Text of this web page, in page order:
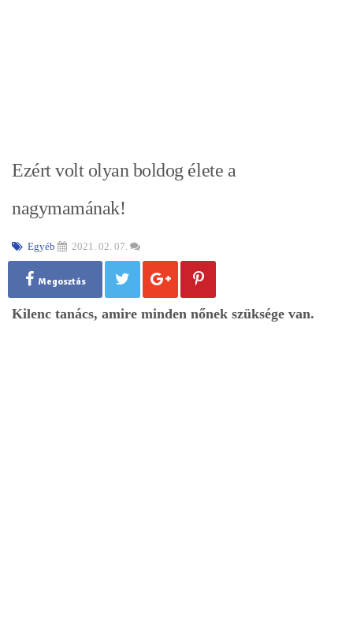
Ezért volt olyan boldog élete a
nagymamának!
Egyéb 2021. 02. 07.
Megosztás
Kilenc tanács, amire minden nőnek szüksége van.